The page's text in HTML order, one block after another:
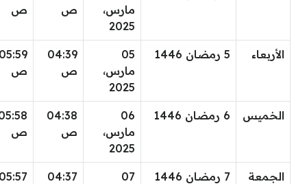
مارس،
2025
ص
ص
الأربعاء 5 رمضان 1446
05
مارس،
2025
04:39
ص
ص
الخميس 6 رمضان 1446
06
مارس،
2025
04:38
ص
ص
الجمعة 7 رمضان 1446
07
04:37